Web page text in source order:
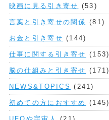
映画に見る引き寄せ (53)
言葉と引き寄せの関係 (81)
お金と引き寄せ (144)
仕事に関する引き寄せ (153)
脳の仕組みと引き寄せ (171)
NEWS&TOPICS (241)
初めての方におすすめ (145)